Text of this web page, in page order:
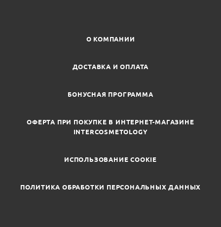
О КОМПАНИИ
ДОСТАВКА И ОПЛАТА
БОНУСНАЯ ПРОГРАММА
ОФЕРТА ПРИ ПОКУПКЕ В ИНТЕРНЕТ-МАГАЗИНЕ
INTERCOSMETOLOGY
ИСПОЛЬЗОВАНИЕ COOKIE
ПОЛИТИКА ОБРАБОТКИ ПЕРСОНАЛЬНЫХ ДАННЫХ